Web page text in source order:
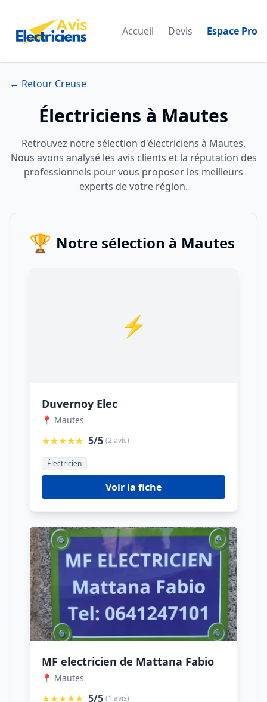
Accueil Devis Espace Pro
← Retour Creuse
Électriciens à Mautes
Retrouvez notre sélection d'électriciens à Mautes.
Nous avons analysé les avis clients et la réputation des
professionnels pour vous proposer les meilleurs
experts de votre région.
🏆 Notre sélection à Mautes
⚡
Duvernoy Elec
📍 Mautes
★★★★★ 5/5 (2 avis)
Électricien
Voir la fiche
MF electricien de Mattana Fabio
📍 Mautes
★★★★★ 5/5 (1 avis)